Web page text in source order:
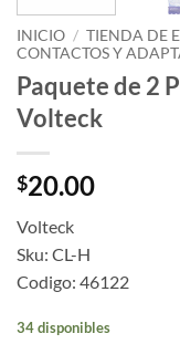
INICIO / TIENDA DE
CONTACTOS Y
Paquete de 2
Volteck
$20.00
Volteck
Sku: CL-H
Codigo: 46122
34 disponibles